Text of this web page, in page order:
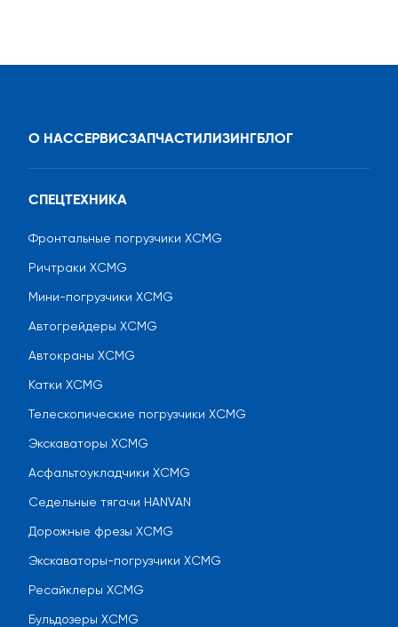
О НАССЕРВИСЗАПЧАСТИЛИЗИНГБЛОГ
СПЕЦТЕХНИКА
Фронтальные погрузчики XCMG
Ричтраки XCMG
Мини-погрузчики XCMG
Автогрейдеры XCMG
Автокраны XCMG
Катки XCMG
Телескопические погрузчики XCMG
Экскаваторы XCMG
Асфальтоукладчики XCMG
Седельные тягачи HANVAN
Дорожные фрезы XCMG
Экскаваторы-погрузчики XCMG
Ресайклеры XCMG
Бульдозеры XCMG